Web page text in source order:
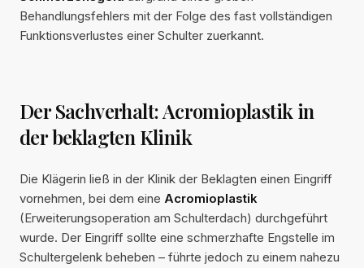
Behandlungsfehlers mit der Folge des fast vollständigen
Funktionsverlustes einer Schulter zuerkannt.
Der Sachverhalt: Acromioplastik in
der beklagten Klinik
Die Klägerin ließ in der Klinik der Beklagten einen Eingriff
vornehmen, bei dem eine Acromioplastik
(Erweiterungsoperation am Schulterdach) durchgeführt
wurde. Der Eingriff sollte eine schmerzhafte Engstelle im
Schultergelenk beheben – führte jedoch zu einem nahezu